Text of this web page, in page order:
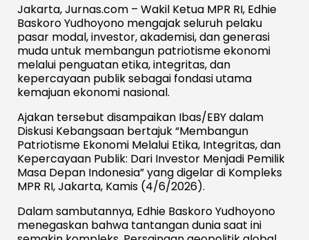
Jakarta, Jurnas.com – Wakil Ketua MPR RI, Edhie
Baskoro Yudhoyono mengajak seluruh pelaku
pasar modal, investor, akademisi, dan generasi
muda untuk membangun patriotisme ekonomi
melalui penguatan etika, integritas, dan
kepercayaan publik sebagai fondasi utama
kemajuan ekonomi nasional.
Ajakan tersebut disampaikan Ibas/EBY dalam
Diskusi Kebangsaan bertajuk “Membangun
Patriotisme Ekonomi Melalui Etika, Integritas, dan
Kepercayaan Publik: Dari Investor Menjadi Pemilik
Masa Depan Indonesia” yang digelar di Kompleks
MPR RI, Jakarta, Kamis (4/6/2026).
Dalam sambutannya, Edhie Baskoro Yudhoyono
menegaskan bahwa tantangan dunia saat ini